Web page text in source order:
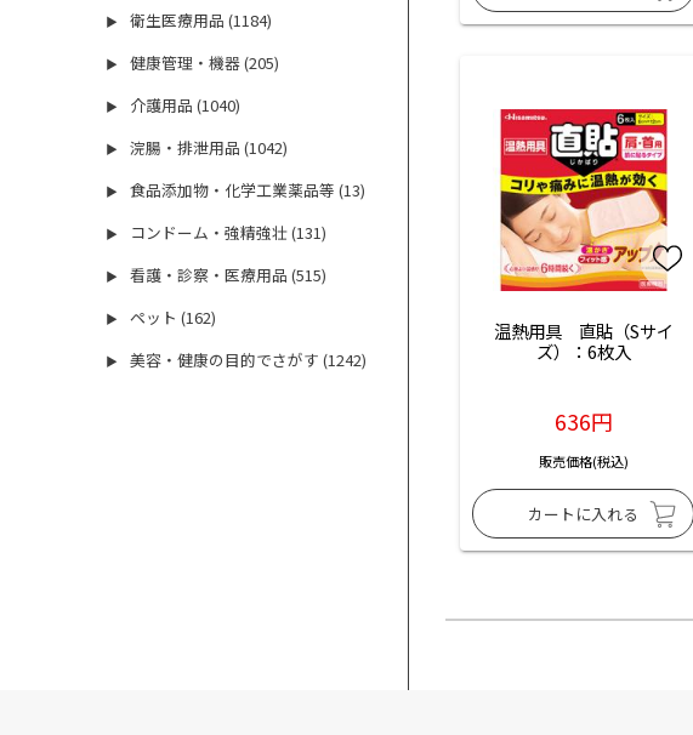
▶ 衛生医療用品 (1184)
▶ 健康管理・機器 (205)
▶ 介護用品 (1040)
▶ 浣腸・排泄用品 (1042)
▶ 食品添加物・化学工業薬品等 (13)
▶ コンドーム・強精強壮 (131)
▶ 看護・診察・医療用品 (515)
▶ ペット (162)
▶ 美容・健康の目的でさがす (1242)
温熱用具　直貼（Sサイ
ズ）：6枚入
636円
販売価格(税込)